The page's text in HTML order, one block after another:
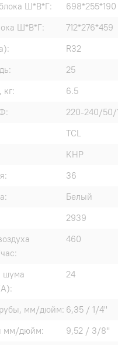
Ш*В*Г:
698*255*190
Ш*В*Г:
712*276*459
R32
25
кг:
6.5
220-240/50/
TCL
КНР
36
Белый
2939
460
шума
24
мм/дюйм: 6,35 / 1/4"
мм/дюйм:
9,52 / 3/8"